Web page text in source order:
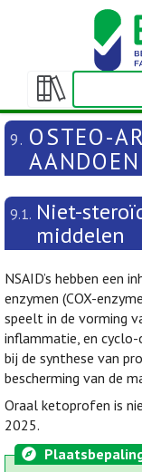
Weergeven/
inhoudstafel
9. OSTEO-
9.1. Niet-
middelen
NSAID’s hebben een
enzymen (COX-
speelt in de vorming
inflammatie, en cyclo-
bij de synthese van
bescherming van de
Oraal ketoprofen is
2025.